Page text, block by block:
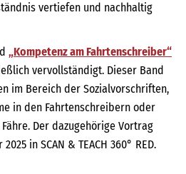
vertiefen und nachhaltig
„Kompetenz am Fahrtenschreiber“
vervollständigt. Dieser Band
im Bereich der Sozialvorschriften,
in den Fahrtenschreibern oder
Der dazugehörige Vortrag
in SCAN & TEACH 360° RED.